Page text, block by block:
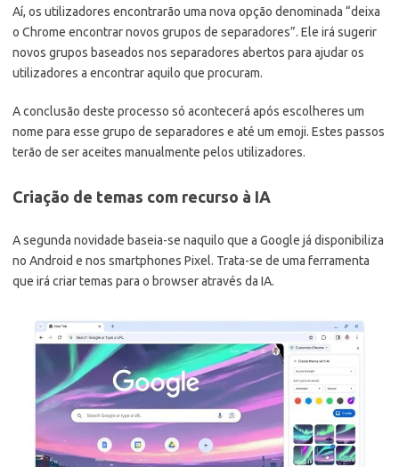
Aí, os utilizadores encontrarão uma nova opção denominada “deixa
o Chrome encontrar novos grupos de separadores”. Ele irá sugerir
novos grupos baseados nos separadores abertos para ajudar os
utilizadores a encontrar aquilo que procuram.
A conclusão deste processo só acontecerá após escolheres um
nome para esse grupo de separadores e até um emoji. Estes passos
terão de ser aceites manualmente pelos utilizadores.
Criação de temas com recurso à IA
A segunda novidade baseia-se naquilo que a Google já disponibiliza
no Android e nos smartphones Pixel. Trata-se de uma ferramenta
que irá criar temas para o browser através da IA.